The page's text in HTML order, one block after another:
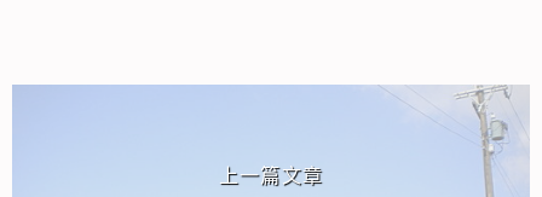
上一篇文章